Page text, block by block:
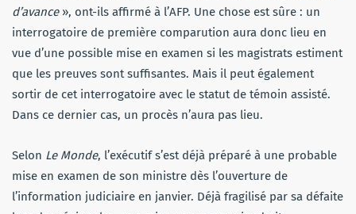
d’avance», ont-ils affirmé à l’AFP. Une chose est sûre : un
interrogatoire de première comparution aura donc lieu en
vue d’une possible mise en examen si les magistrats estiment
que les preuves sont suffisantes. Mais il peut également
sortir de cet interrogatoire avec le statut de témoin assisté.
Dans ce dernier cas, un procès n’aura pas lieu.
Selon Le Monde, l’exécutif s’est déjà préparé à une probable
mise en examen de son ministre dès l’ouverture de
l’information judiciaire en janvier. Déjà fragilisé par sa défaite